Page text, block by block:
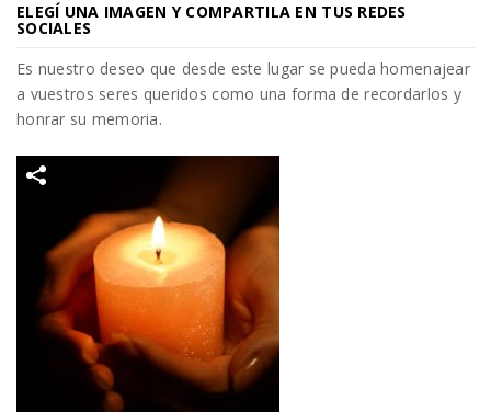
ELEGÍ UNA IMAGEN Y COMPARTILA EN TUS REDES
SOCIALES
Es nuestro deseo que desde este lugar se pueda homenajear
a vuestros seres queridos como una forma de recordarlos y
honrar su memoria.